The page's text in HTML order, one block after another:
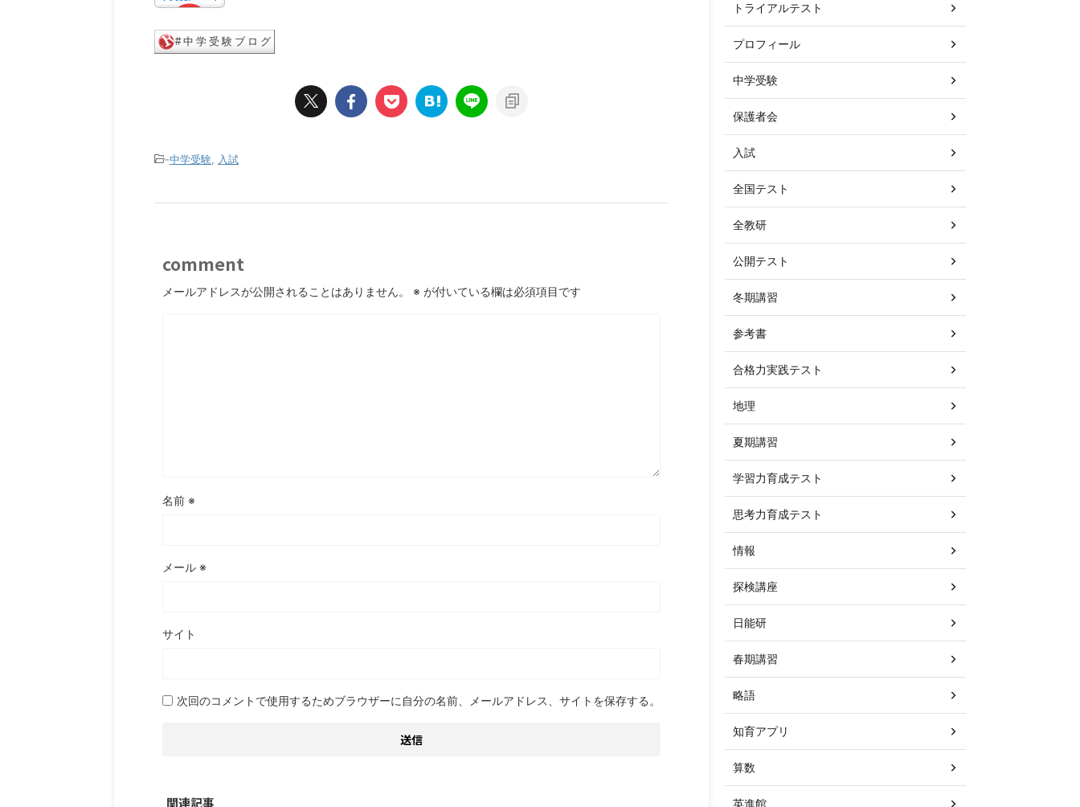
-中学受験 入試
comment
メールアドレスが公開されることはありません。 ※ が付いている欄は必須項目です
名前 ※
メール ※
サイト
次回のコメントで使用するためブラウザーに自分の名前、メールアドレス、サイトを保存する。
関連記事
トライアルテスト
プロフィール
中学受験
保護者会
入試
全国テスト
全教研
公開テスト
冬期講習
参考書
合格力実践テスト
地理
夏期講習
学習力育成テスト
思考力育成テスト
情報
探検講座
日能研
春期講習
略語
知育アプリ
算数
英進館